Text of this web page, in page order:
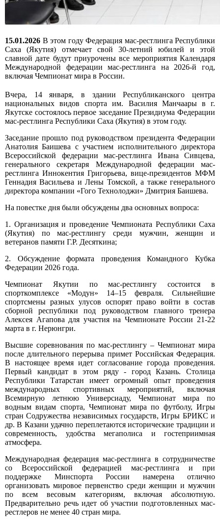
15.01.2026 В этом году Федерация мас-рестлинга Республики
Саха (Якутия) отмечает свой 30-летний юбилей и этой
славной дате будут приурочены все мероприятия Календаря
Международной федерации мас-рестлинга на 2026-й год,
включая Чемпионат мира в России.
Вчера, 14 января, в здании Республиканского центра
национальных видов спорта им. Василия Манчаары в г.
Якутске состоялось первое заседание Президиума Федерации
мас-рестлинга Республики Саха (Якутия) в этом году.
Заседание прошло под руководством президента Федерации
Анатолия Баишева с участием исполнительного директора
Всероссийской федерации мас-рестлинга Ивана Сивцева,
генерального секретаря Международной федерации мас-
рестлинга Иннокентия Григорьева, вице-президентов МФМ
Геннадия Васильева и Лены Томской, а также генерального
директора компании «Гого Технолоджи» Дмитрия Баишева.
На повестке дня были обсуждены два основных вопроса:
1. Организация и проведение Чемпионата Республики Саха
(Якутия) по мас-рестлингу среди мужчин, женщин и
ветеранов памяти Г.Р. Десяткина;
2. Обсуждение формата проведения Командного Кубка
Федерации 2026 года.
Чемпионат Якутии по мас-рестлингу состоится в
спорткомплексе «Модун» 14–15 февраля. Сильнейшие
спортсмены разных улусов оспорят право войти в состав
сборной республики под руководством главного тренера
Алексея Агапова для участия на Чемпионате России 21-22
марта в г. Нерюнгри.
Высшие соревнования по мас-рестлингу – Чемпионат мира
после длительного перерыва примет Российская Федерация.
В настоящее время идет согласование города проведения.
Первый кандидат в этом ряду - город Казань. Столица
Республики Татарстан имеет огромный опыт проведения
международных спортивных мероприятий, включая
Всемирную летнюю Универсиаду, Чемпионат мира по
водным видам спорта, Чемпионат мира по футболу, Игры
стран Содружества независимых государств, Игры БРИКС и
др. В Казани удачно переплетаются исторические традиции и
современность, удобства мегаполиса и гостеприимная
атмосфера.
Международная федерация мас-рестлинга в сотрудничестве
со Всероссийской федерацией мас-рестлинга и при
поддержке Минспорта России намерена отлично
организовать мировое первенство среди женщин и мужчин
по всем весовым категориям, включая абсолютную.
Предварительно речь идет об участии подготовленных мас-
рестлеров не менее 40 стран мира.